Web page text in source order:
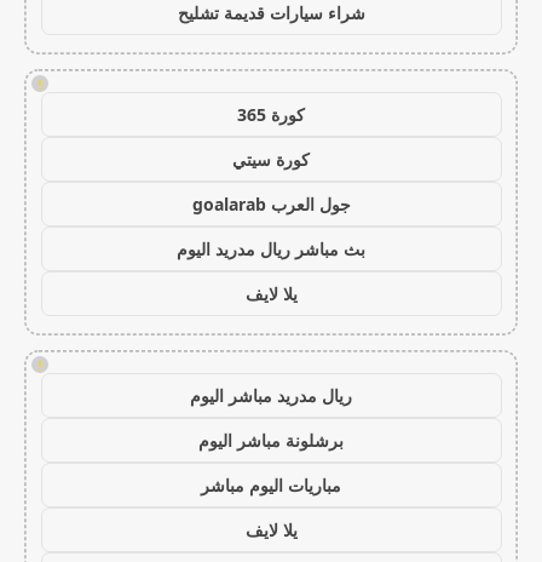
شراء سيارات قديمة تشليح
!
كورة 365
كورة سيتي
جول العرب goalarab
بث مباشر ريال مدريد اليوم
يلا لايف
!
ريال مدريد مباشر اليوم
برشلونة مباشر اليوم
مباريات اليوم مباشر
يلا لايف